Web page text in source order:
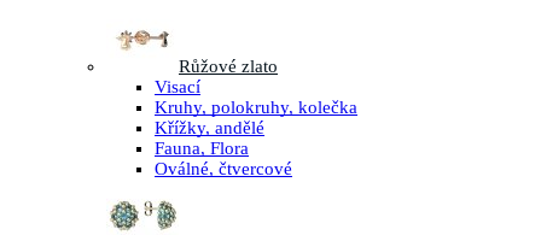
Růžové zlato
Visací
Kruhy, polokruhy, kolečka
Křížky, andělé
Fauna, Flora
Oválné, čtvercové